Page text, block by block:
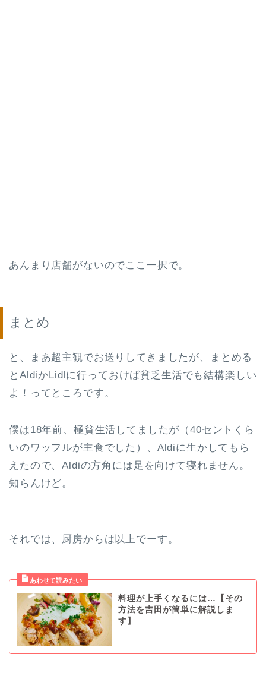
あんまり店舗がないのでここ一択で。
まとめ
と、まあ超主観でお送りしてきましたが、まとめる
とAldiかLidlに行っておけば貧乏生活でも結構楽しい
よ！ってところです。
僕は18年前、極貧生活してましたが（40セントくら
いのワッフルが主食でした）、Aldiに生かしてもら
えたので、Aldiの方角には足を向けて寝れません。
知らんけど。
それでは、厨房からは以上でーす。
料理が上手くなるには…【その
方法を吉田が簡単に解説しま
す】